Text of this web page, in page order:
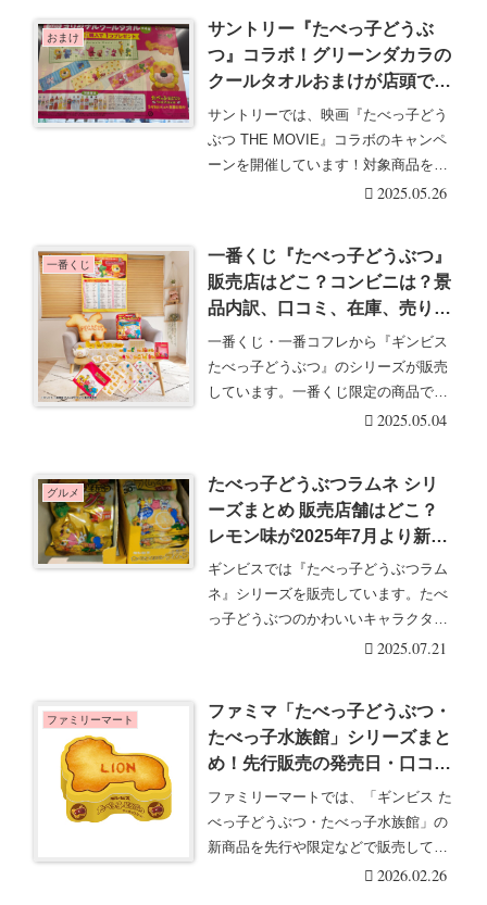
おまけ
サントリー『たべっ子どうぶ
つ』コラボ！グリーンダカラの
クールタオルおまけが店頭でも
らえるキャンペーン開催店はど
こ？
サントリーでは、映画『たべっ子どう
ぶつ THE MOVIE』コラボのキャンペ
ーンを開催しています！対象商品を購
入すると、・・・続きを読む2025.05.26
一番くじ
一番くじ『たべっ子どうぶつ』
販売店はどこ？コンビニは？景
品内訳、口コミ、在庫、売り切
れ、最新の発売日まとめ！THE
MOVIE～夢の映画コレクショ
ン～が2025/5/3より新発売！フ
ァミマ、ローソンも！
一番くじ・一番コフレから『ギンビス
たべっ子どうぶつ』のシリーズが販売
しています。一番くじ限定の商品で、
コンビニやおもち・・・続きを読む
2025.05.04
グルメ
たべっ子どうぶつラムネ シリ
ーズまとめ 販売店舗はどこ？
レモン味が2025年7月より新登
場！動物のかたちは全30種類入
り！
ギンビスでは『たべっ子どうぶつラム
ネ』シリーズを販売しています。たべ
っ子どうぶつのかわいいキャラクター
たちがグミになって・・・続きを読む
2025.07.21
ファミリーマート
ファミマ「たべっ子どうぶつ・
たべっ子水族館」シリーズまと
め！先行販売の発売日・口コ
ミ！
ファミリーマートでは、「ギンビス た
べっ子どうぶつ・たべっ子水族館」の
新商品を先行や限定などで販売してい
ます！ジッパー付・・・続きを読む
2026.02.26